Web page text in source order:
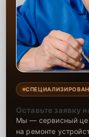
Оставьте заявку
Мы — сервисный
на ремонте